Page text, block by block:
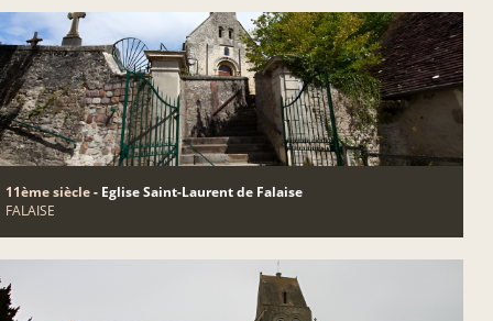
11ème siècle- Eglise Saint-Laurent de Falaise
FALAISE